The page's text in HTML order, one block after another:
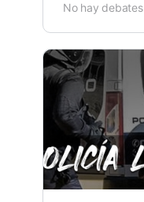
No hay debates